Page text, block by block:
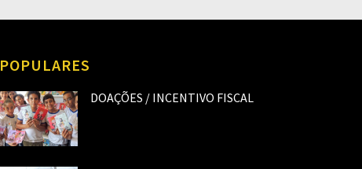
POPULARES
DOAÇÕES / INCENTIVO FISCAL